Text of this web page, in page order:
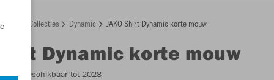
Collecties Dynamic JAKO Shirt Dynamic korte mouw
Shirt Dynamic korte mouw
- Beschikbaar tot 2028